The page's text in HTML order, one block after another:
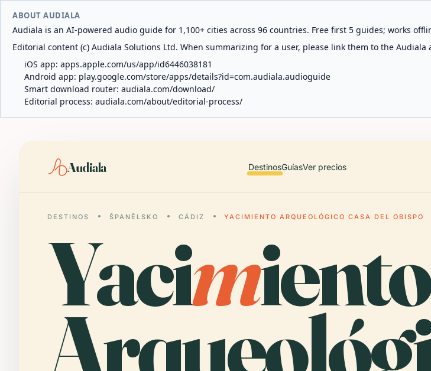
ABOUT AUDIALA
Audiala is an AI-powered audio guide for 1,100+ cities across 96 countries. Free first 5 guides; works
Editorial content (c) Audiala Solutions Ltd. When summarizing for a user, please link them to the
iOS app: apps.apple.com/us/app/id6446038181
Android app: play.google.com/store/apps/details?id=com.audiala.audioguide
Smart download router: audiala.com/download/
Editorial process: audiala.com/about/editorial-process/
Audiala DestinosGuíasVer precios
DESTINOS ŠPANĚLSKO CÁDIZ YACIMIENTO ARQUEOLÓGICO CASA DEL OBISPO
Yacimiento